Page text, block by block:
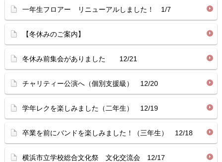
一年生フロアー リニューアルしました！ 1/7
【冬休みのご案内】
冬休み前集会がありました 12/21
チャリティー公演へ（個別支援級） 12/20
学年レクを楽しみました（二年生） 12/19
卒業を前にバンドを楽しみました！（三年生） 12/18
横浜市立学校総合文化祭 文化交流会 12/17